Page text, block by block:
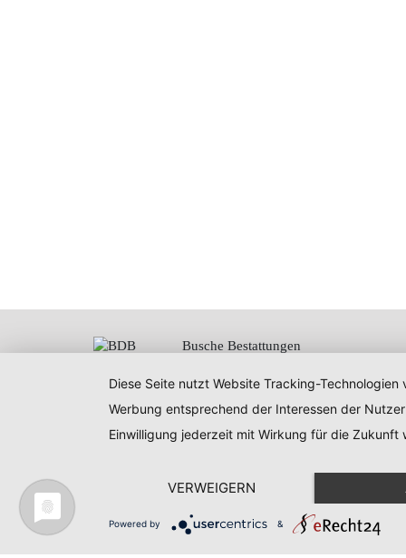
Busche Bestattungen
Martin Busche
37627 Stadtoldendorf
© Busche Bestattungen |Kontakt
Diese Seite nutzt Website Tracking-
Werbung entsprechend der Interessen der
Einwilligung jederzeit mit Wirkung für die Zukunft
VERWEIGERN
Powered by &